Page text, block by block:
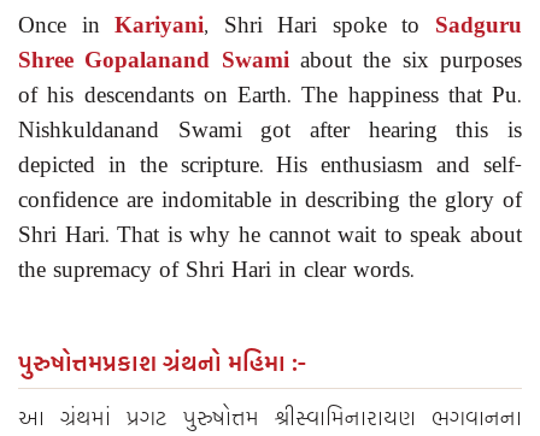
Once inKariyani, Shri Hari spoke to Sadguru
Shree Gopalanand Swamiabout the six purposes
of his descendants on Earth. The happiness that Pu.
Nishkuldanand Swami got after hearing this is
depicted in the scripture. His enthusiasm and self-
confidence are indomitable in describing the glory of
Shri Hari. That is why he cannot wait to speak about
the supremacy of Shri Hari in clear words.
પુરુષોત્તમપ્રકાશ ગ્રંથનો મહિમા :-
આ ગ્રંથમાં પ્રગટ પુરુષોત્તમ શ્રીસ્વામિનારાયણ ભગવાનના